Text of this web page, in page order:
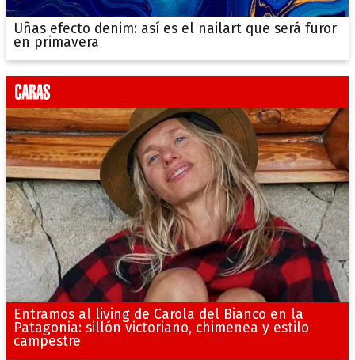
Uñas efecto denim: así es el nailart que será furor
en primavera
Entramos al living de Carola del Bianco en la
Patagonia: sillón victoriano, chimenea y estilo
campestre